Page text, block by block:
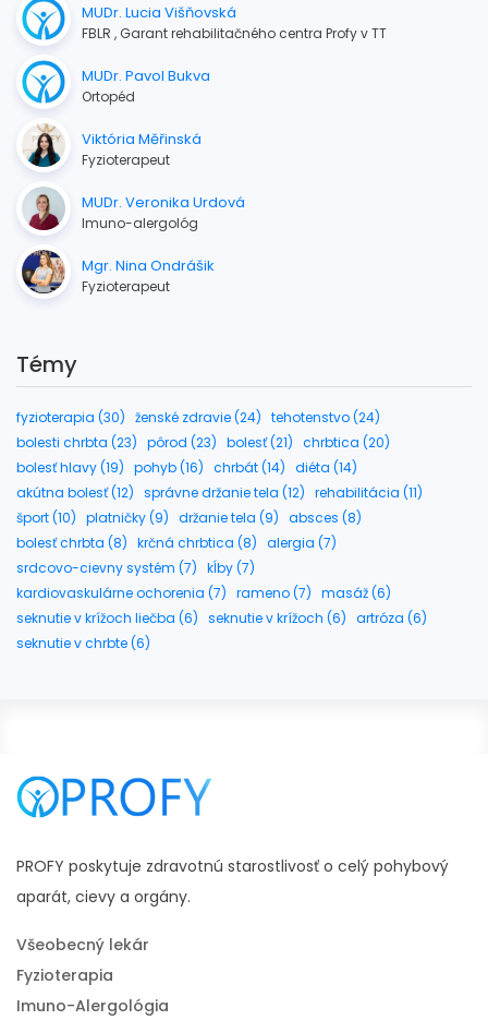
MUDr. Lucia Višňovská
FBLR , Garant rehabilitačného centra Profy v TT
MUDr. Pavol Bukva
Ortopéd
Viktória Měřinská
Fyzioterapeut
MUDr. Veronika Urdová
Imuno-alergológ
Mgr. Nina Ondrášik
Fyzioterapeut
Témy
fyzioterapia (30) ženské zdravie (24) tehotenstvo (24)
bolesti chrbta (23) pôrod (23) bolesť (21) chrbtica (20)
bolesť hlavy (19) pohyb (16) chrbát (14) diéta (14)
akútna bolesť (12) správne držanie tela (12) rehabilitácia (11)
šport (10) platničky (9) držanie tela (9) absces (8)
bolesť chrbta (8) krčná chrbtica (8) alergia (7)
srdcovo-cievny systém (7) kĺby (7)
kardiovaskulárne ochorenia (7) rameno (7) masáž (6)
seknutie v krížoch liečba (6) seknutie v krížoch (6) artróza (6)
seknutie v chrbte (6)
PROFY poskytuje zdravotnú starostlivosť o celý pohybový
aparát, cievy a orgány.
Všeobecný lekár
Fyzioterapia
Imuno-Alergológia